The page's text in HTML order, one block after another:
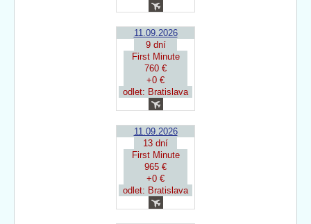
11.09.2026
9 dní
First Minute
760 €
+0 €
odlet: Bratislava
11.09.2026
13 dní
First Minute
965 €
+0 €
odlet: Bratislava